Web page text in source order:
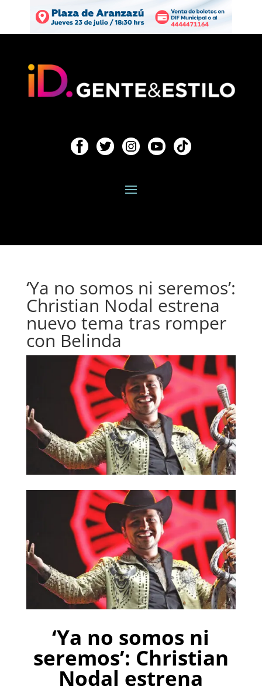
‘Ya no somos ni seremos’:
Christian Nodal estrena
nuevo tema tras romper
con Belinda
‘Ya no somos ni
seremos’: Christian
Nodal estrena